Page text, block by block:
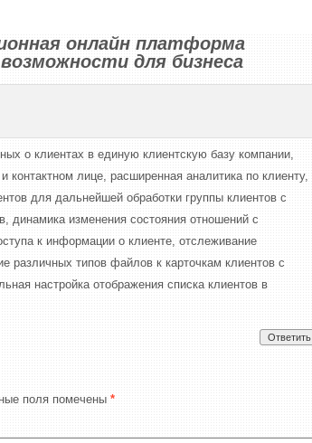
онлайн платформа
для бизнеса
о клиентах в единую клиентскую базу компании,
контактном лице, расширенная аналитика по клиенту,
для дальнейшей обработки группы клиентов с
динамика изменения состояния отношений с
к информации о клиенте, отслеживание
различных типов файлов к карточкам клиентов с
настройка отображения списка клиентов в
Ответить
поля помечены *